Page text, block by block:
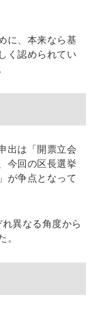
に、本来なら基
く認められてい
出は「開票立会
今回の区長選挙
が争点となって
異なる角度から
。